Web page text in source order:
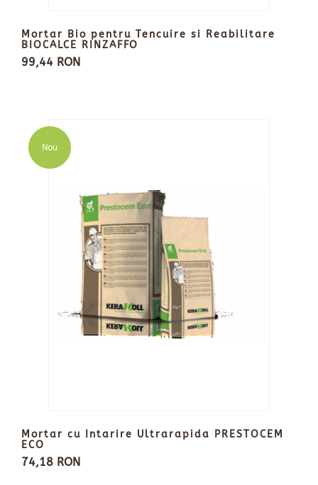
Mortar Bio pentru Tencuire si Reabilitare
BIOCALCE RINZAFFO
99,44 RON
Nou
Mortar cu Intarire Ultrarapida PRESTOCEM
ECO
74,18 RON